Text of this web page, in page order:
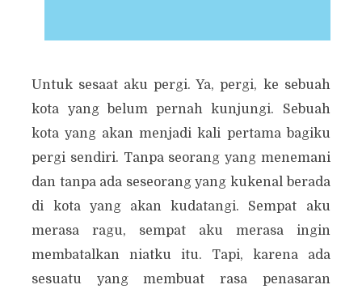
Untuk sesaat aku pergi. Ya, pergi, ke sebuah
kota yang belum pernah kunjungi. Sebuah
kota yang akan menjadi kali pertama bagiku
pergi sendiri. Tanpa seorang yang menemani
dan tanpa ada seseorang yang kukenal berada
di kota yang akan kudatangi. Sempat aku
merasa ragu, sempat aku merasa ingin
membatalkan niatku itu. Tapi, karena ada
sesuatu yang membuat rasa penasaran